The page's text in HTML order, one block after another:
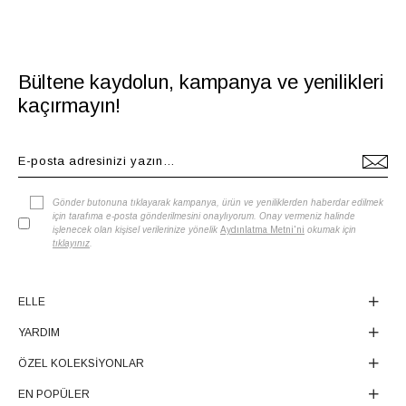
Bültene kaydolun, kampanya ve yenilikleri
kaçırmayın!
Gönder butonuna tıklayarak kampanya, ürün ve yeniliklerden haberdar edilmek
için tarafıma e-posta gönderilmesini onaylıyorum. Onay vermeniz halinde
işlenecek olan kişisel verilerinize yönelik Aydınlatma Metni'ni okumak için
tıklayınız
ELLE
YARDIM
ÖZEL KOLEKSİYONLAR
EN POPÜLER